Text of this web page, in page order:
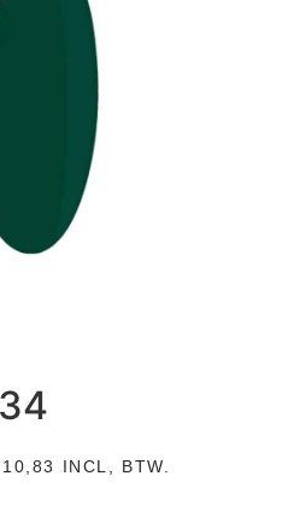
10,83 INCL, BTW.